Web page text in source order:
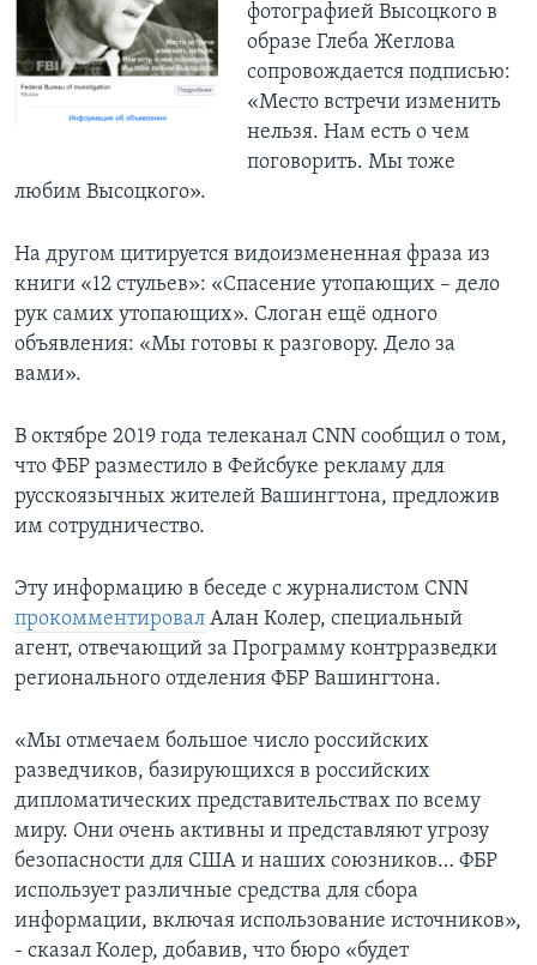
фотографией Высоцкого в
образе Глеба Жеглова
сопровождается подписью:
«Место встречи изменить
нельзя. Нам есть о чем
поговорить. Мы тоже
любим Высоцкого».
На другом цитируется видоизмененная фраза из
книги «12 стульев»: «Спасение утопающих – дело
рук самих утопающих». Слоган ещё одного
объявления: «Мы готовы к разговору. Дело за
вами».
В октябре 2019 года телеканал CNN сообщил о том,
что ФБР разместило в Фейсбуке рекламу для
русскоязычных жителей Вашингтона, предложив
им сотрудничество.
Эту информацию в беседе с журналистом CNN
прокомментировал Алан Колер, специальный
агент, отвечающий за Программу контрразведки
регионального отделения ФБР Вашингтона.
«Мы отмечаем большое число российских
разведчиков, базирующихся в российских
дипломатических представительствах по всему
миру. Они очень активны и представляют угрозу
безопасности для США и наших союзников… ФБР
использует различные средства для сбора
информации, включая использование источников»,
- сказал Колер, добавив, что бюро «будет